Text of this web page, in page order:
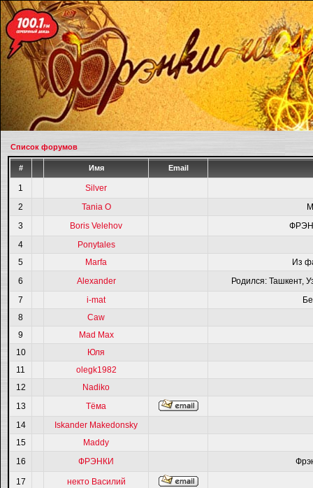
Список форумов
# Имя Email
1
Silver
2
Tania O
3
Boris Velehov
4
Ponytales
5
Marfa
Из
6
Alexander
Родился: Ташкент,
7
i-mat
8
Caw
9
Mad Max
10
Юля
11
olegk1982
12
Nadiko
13
Тёма
14
Iskander Makedonsky
15
Maddy
16
ФРЭНКИ
17 некто Василий